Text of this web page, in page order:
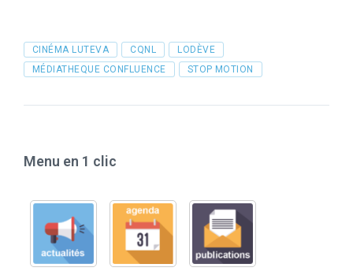
Tags
CINÉMA LUTEVA CQNL
LODÈVE
MÉDIATHEQUE CONFLUENCE
STOP MOTION
Menu en 1 clic